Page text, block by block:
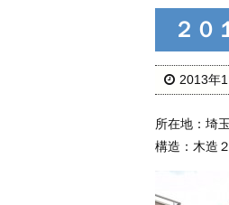
２
2013年
所在地：埼
構造：木造